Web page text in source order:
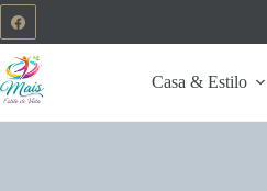
Casa & Estilo